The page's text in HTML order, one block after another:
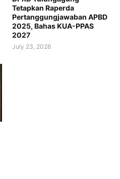
Tetapkan Raperda
Pertanggungjawaban APBD
2025, Bahas KUA-PPAS
2027
July 23, 2026